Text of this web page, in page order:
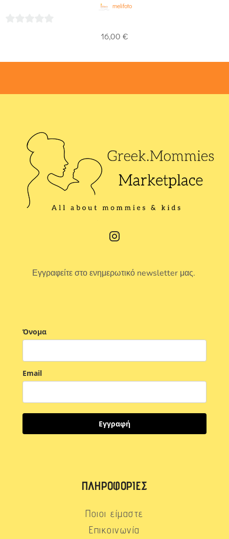
melifoto
16,00 €
Εγγραφείτε στο ενημερωτικό newsletter μας.
Όνομα
Email
Εγγραφή
ΠΛΗΡΟΦΟΡΊΕΣ
Ποιοι είμαστε
Επικοινωνία